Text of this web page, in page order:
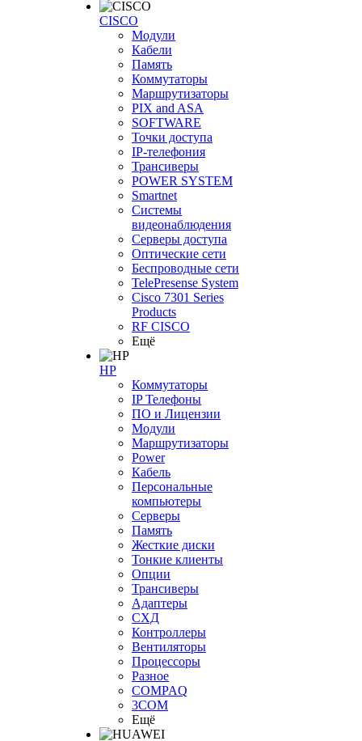
CISCO
Модули
Кабели
Память
Коммутаторы
Маршрутизаторы
PIX and ASA
SOFTWARE
Точки доступа
IP-телефония
Трансиверы
POWER SYSTEM
Smartnet
Системы
видеонаблюдения
Серверы доступа
Оптические сети
Беспроводные сети
TelePresense System
Cisco 7301 Series
Products
RF CISCO
Ещё
HP
Коммутаторы
IP Телефоны
ПО и Лицензии
Модули
Маршрутизаторы
Power
Кабель
Персональные
компьютеры
Серверы
Память
Жесткие диски
Тонкие клиенты
Опции
Трансиверы
Адаптеры
СХД
Контроллеры
Вентиляторы
Процессоры
Разное
COMPAQ
3COM
Ещё